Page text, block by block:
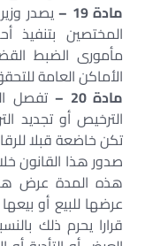
مادة 19 –
يصدر
المختصين
مأمورى الضبط
الأماكن العامة
مادة 20 –
تفصل
الترخيص أو تجديد
تكن خاضعة قبلا
صدور هذا القانون
هذه المدة عرض
عرضها للبيع أو
قرارا يحرم ذلك